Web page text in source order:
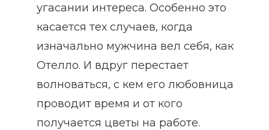
угасании интереса. Особенно это
касается тех случаев, когда
изначально мужчина вел себя, как
Отелло. И вдруг перестает
волноваться, с кем его любовница
проводит время и от кого
получается цветы на работе.